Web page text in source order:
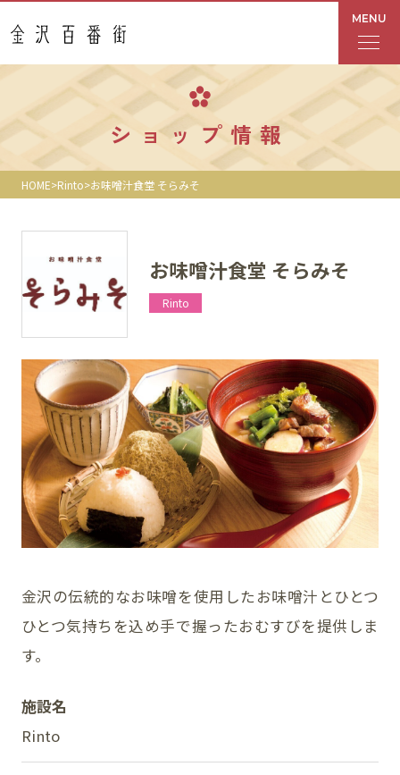
MENU
フロアガイド
あんと
Rinto
ショップ検索
ショップニュース
イベント
アクセス・パーキング
館内サービス
スタッフ募集
ショップ情報
HOME Rinto お味噌汁食堂 そらみそ
お味噌汁食堂 そらみそ
Rinto
金沢の伝統的なお味噌を使用したお味噌汁とひとつ
ひとつ気持ちを込め手で握ったおむすびを提供しま
す。
施設名
Rinto